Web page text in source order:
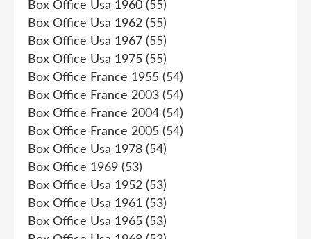
Box Office Usa 1960 (55)
Box Office Usa 1962 (55)
Box Office Usa 1967 (55)
Box Office Usa 1975 (55)
Box Office France 1955 (54)
Box Office France 2003 (54)
Box Office France 2004 (54)
Box Office France 2005 (54)
Box Office Usa 1978 (54)
Box Office 1969 (53)
Box Office Usa 1952 (53)
Box Office Usa 1961 (53)
Box Office Usa 1965 (53)